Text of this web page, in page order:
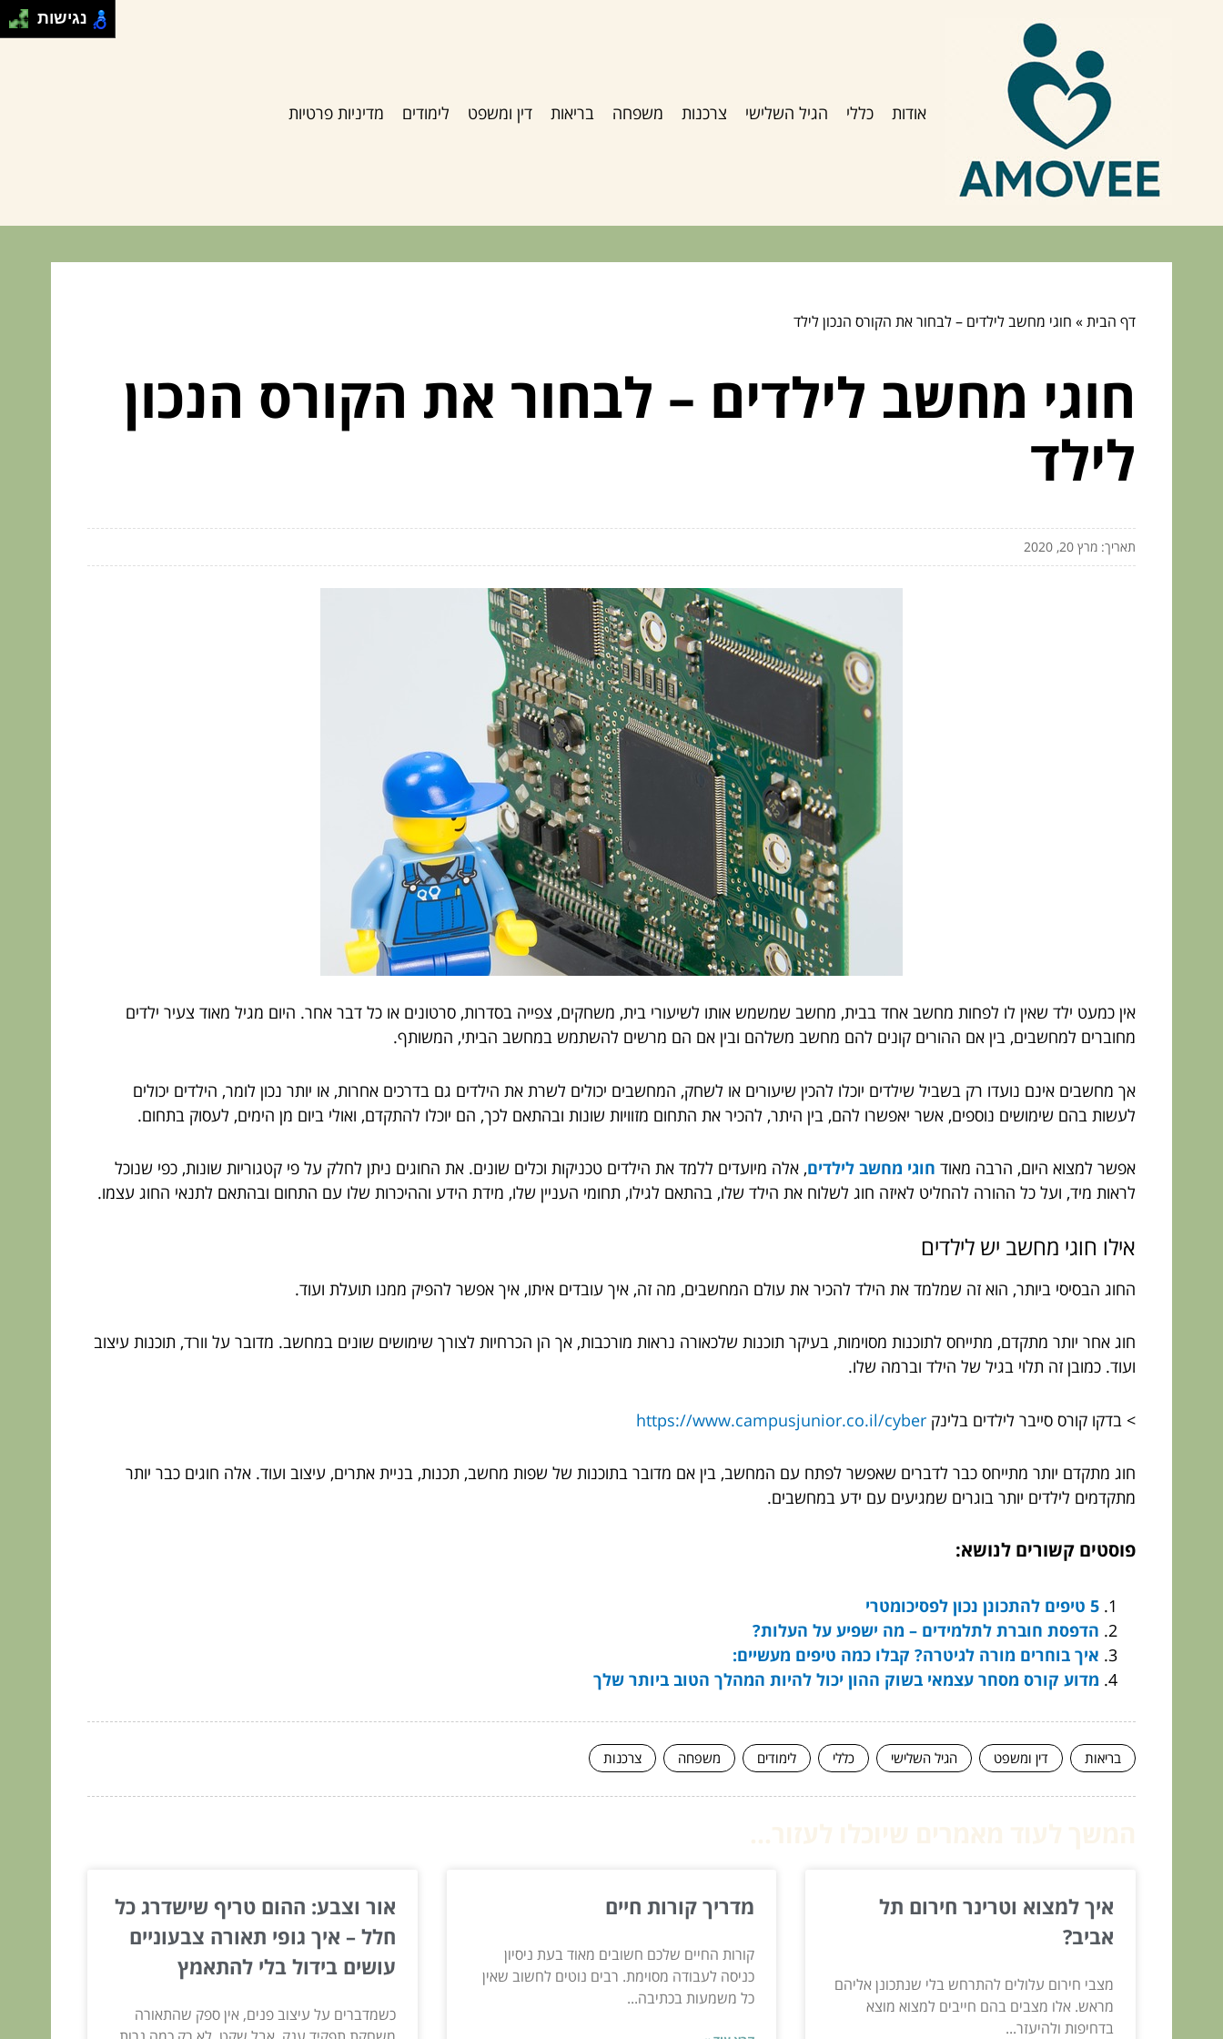
אודות כללי הגיל השלישי צרכנות משפחה בריאות דין ומשפט לימודים מדיניות פרטיות
דף הבית» חוגי מחשב לילדים – לבחור את הקורס הנכון לילד
חוגי מחשב לילדים – לבחור את הקורס הנכון
לילד
תאריך: מרץ 20, 2020
אין כמעט ילד שאין לו לפחות מחשב אחד בבית, מחשב שמשמש אותו לשיעורי בית, משחקים, צפייה בסדרות, סרטונים או כל דבר אחר. היום מגיל מאוד צעיר ילדים
מחוברים למחשבים, בין אם ההורים קונים להם מחשב משלהם ובין אם הם מרשים להשתמש במחשב הביתי, המשותף.
אך מחשבים אינם נועדו רק בשביל שילדים יוכלו להכין שיעורים או לשחק, המחשבים יכולים לשרת את הילדים גם בדרכים אחרות, או יותר נכון לומר, הילדים יכולים
לעשות בהם שימושים נוספים, אשר יאפשרו להם, בין היתר, להכיר את התחום מזוויות שונות ובהתאם לכך, הם יוכלו להתקדם, ואולי ביום מן הימים, לעסוק בתחום.
אפשר למצוא היום, הרבה מאוד חוגי מחשב לילדים, אלה מיועדים ללמד את הילדים טכניקות וכלים שונים. את החוגים ניתן לחלק על פי קטגוריות שונות, כפי שנוכל
לראות מיד, ועל כל ההורה להחליט לאיזה חוג לשלוח את הילד שלו, בהתאם לגילו, תחומי העניין שלו, מידת הידע וההיכרות שלו עם התחום ובהתאם לתנאי החוג עצמו.
אילו חוגי מחשב יש לילדים
החוג הבסיסי ביותר, הוא זה שמלמד את הילד להכיר את עולם המחשבים, מה זה, איך עובדים איתו, איך אפשר להפיק ממנו תועלת ועוד.
חוג אחר יותר מתקדם, מתייחס לתוכנות מסוימות, בעיקר תוכנות שלכאורה נראות מורכבות, אך הן הכרחיות לצורך שימושים שונים במחשב. מדובר על וורד, תוכנות עיצוב
ועוד. כמובן זה תלוי בגיל של הילד וברמה שלו.
> בדקו קורס סייבר לילדים בלינק https://www.campusjunior.co.il/cyber
חוג מתקדם יותר מתייחס כבר לדברים שאפשר לפתח עם המחשב, בין אם מדובר בתוכנות של שפות מחשב, תכנות, בניית אתרים, עיצוב ועוד. אלה חוגים כבר יותר
מתקדמים לילדים יותר בוגרים שמגיעים עם ידע במחשבים.
פוסטים קשורים לנושא:
5 טיפים להתכונן נכון לפסיכומטרי
הדפסת חוברת לתלמידים – מה ישפיע על העלות?
איך בוחרים מורה לגיטרה? קבלו כמה טיפים מעשיים:
מדוע קורס מסחר עצמאי בשוק ההון יכול להיות המהלך הטוב ביותר שלך
בריאות דין ומשפט הגיל השלישי כללי לימודים משפחה צרכנות
איך למצוא וטרינר חירום תל
אביב?
מצבי חירום עלולים להתרחש בלי שנתכונן אליהם
מראש. אלו מצבים בהם חייבים למצוא מוצא
בדחיפות ולהיעזר...
מדריך קורות חיים
קורות החיים שלכם חשובים מאוד בעת ניסיון
כניסה לעבודה מסוימת. רבים נוטים לחשוב שאין
כל משמעות בכתיבה...
אור וצבע: ההום טריף שישדרג כל
חלל – איך גופי תאורה צבעוניים
עושים בידול בלי להתאמץ
כשמדברים על עיצוב פנים, אין ספק שהתאורה
נגישות